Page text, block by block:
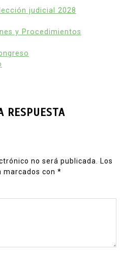
judicial 2028
y Procedimientos
RESPUESTA
no será publicada.
Los
con *